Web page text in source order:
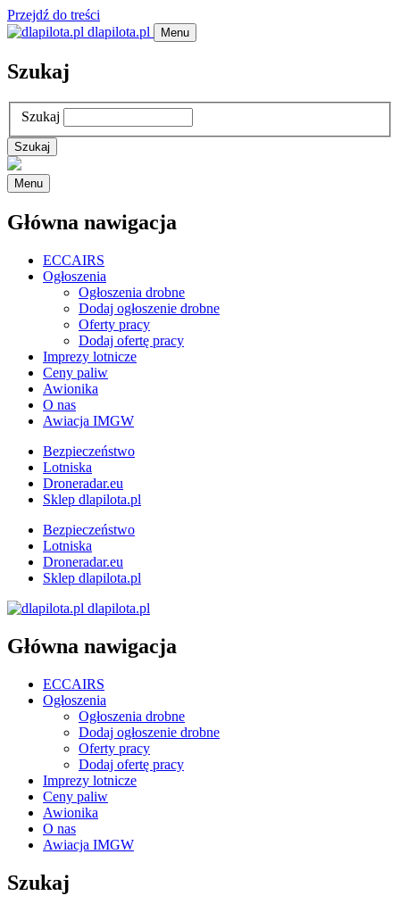
Przejdź do treści
dlapilota.pl
Menu
Szukaj
Szukaj
Menu
Główna nawigacja
ECCAIRS
Ogłoszenia
Ogłoszenia drobne
Dodaj ogłoszenie drobne
Oferty pracy
Dodaj ofertę pracy
Imprezy lotnicze
Ceny paliw
Awionika
O nas
Awiacja IMGW
Bezpieczeństwo
Lotniska
Droneradar.eu
Sklep dlapilota.pl
Bezpieczeństwo
Lotniska
Droneradar.eu
Sklep dlapilota.pl
dlapilota.pl
Główna nawigacja
ECCAIRS
Ogłoszenia
Ogłoszenia drobne
Dodaj ogłoszenie drobne
Oferty pracy
Dodaj ofertę pracy
Imprezy lotnicze
Ceny paliw
Awionika
O nas
Awiacja IMGW
Szukaj